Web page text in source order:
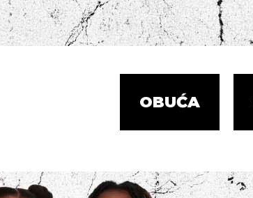
OBUĆA